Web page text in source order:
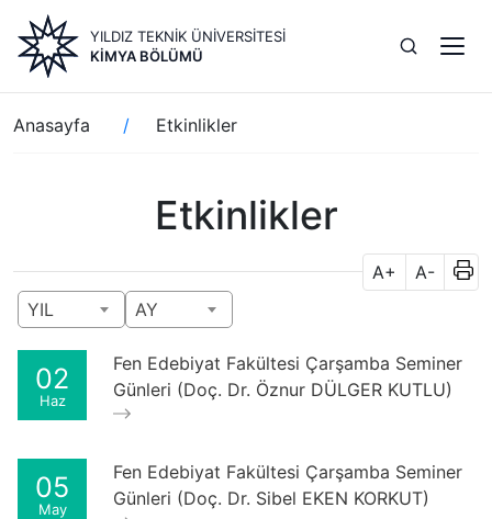
içeriğe
atla
YILDIZ TEKNİK ÜNİVERSİTESİ
KIMYA BÖLÜMÜ
Sayfa
yolu
Anasayfa Etkinlikler
Etkinlikler
A+
A-
YIL
AY
02
Haz
Fen Edebiyat Fakültesi Çarşamba Seminer
Günleri (Doç. Dr. Öznur DÜLGER KUTLU)
05
May
Fen Edebiyat Fakültesi Çarşamba Seminer
Günleri (Doç. Dr. Sibel EKEN KORKUT)